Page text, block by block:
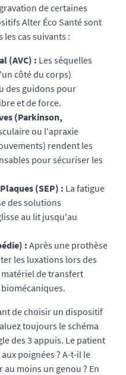
de certaines
Alter Éco Santé sont
cas suivants :
(AVC) : Les séquelles
côté du corps)
des guidons pour
et de force.
(Parkinson,
ou l'apraxie
rendent les
pour sécuriser les
(SEP) : La fatigue
des solutions
au lit jusqu'au
:Après une prothèse
les luxations lors des
de transfert
de choisir un dispositif
toujours le schéma
des 3 appuis. Le patient
poignées ? A-t-il le
moins un genou ? En